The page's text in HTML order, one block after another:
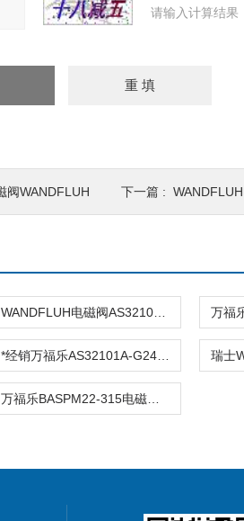
请输入计算结果
阀WANDFLUH 下一篇 : WANDFLUH